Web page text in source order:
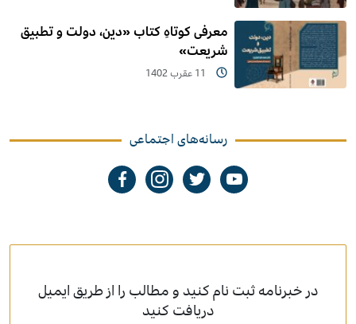
معرفی کوتاهِ کتاب «دین، دولت و تطبیق
شریعت»
11 عقرب 1402
رسانه‌های اجتماعی
در خبرنامه ثبت نام کنید و مطالب را از طریق ایمیل
دریافت کنید